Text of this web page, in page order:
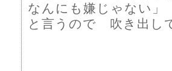
なんにも嫌じゃない」
と言うので 吹き出し